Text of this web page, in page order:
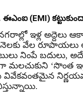
ఈఎంఐ (EMI)
నగరాల్లో ఇళ్ల అద్దెలు
వేల రూపాయలు
నింపే బదులు,
మలచుకుని ‘సొంత
వివేకవంతమైన